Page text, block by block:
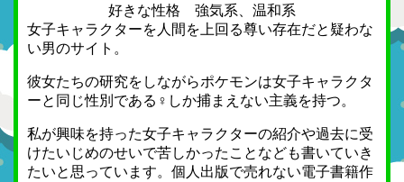
好きな性格 強気系、温和系
女子キャラクターを人間を上回る尊い存在だと疑わな
い男のサイト。
彼女たちの研究をしながらポケモンは女子キャラクタ
ーと同じ性別である♀しか捕まえない主義を持つ。
私が興味を持った女子キャラクターの紹介や過去に受
けたいじめのせいで苦しかったことなども書いていき
たいと思っています。個人出版で売れない電子書籍作